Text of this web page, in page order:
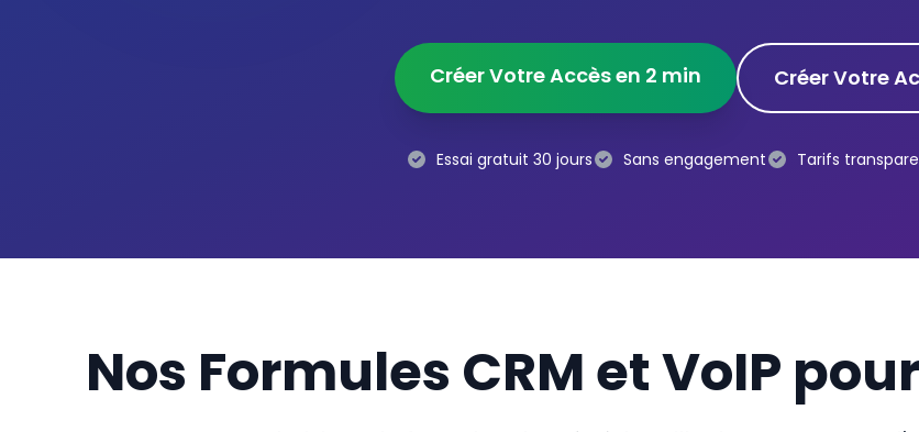
Créer Votre Accès en 2 min Créer Votre
Essai gratuit 30 jours Sans engagement Tarifs
Nos Formules CRM et VoIP